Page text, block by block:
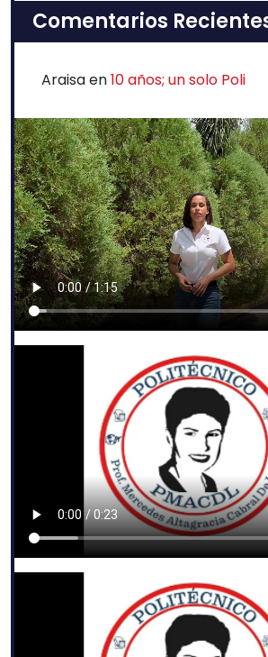
Comentarios
Araisaen10 años; un solo Poli